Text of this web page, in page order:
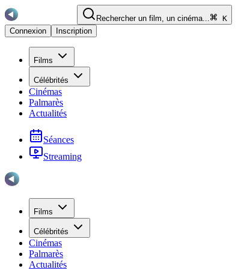
Rechercher un film, un cinéma...
K
Connexion
Inscription
Films
Célébrités
Cinémas
Palmarès
Actualités
Séances
Streaming
Films
Célébrités
Cinémas
Palmarès
Actualités